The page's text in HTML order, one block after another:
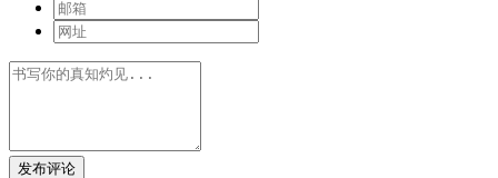
发布评论